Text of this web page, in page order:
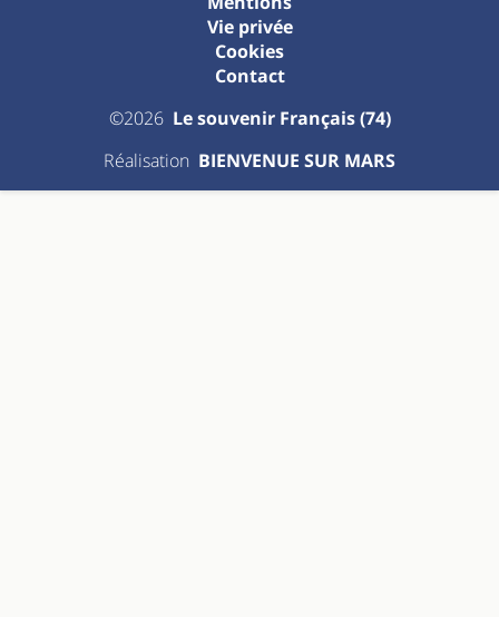
©2026 Le souvenir Français (74)
Vie privée
Cookies
Contact
Réalisation BIENVENUE SUR MARS